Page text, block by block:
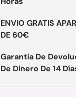
ENVIO GRATIS
DE 60€
Garantia De
De Dinero De 14